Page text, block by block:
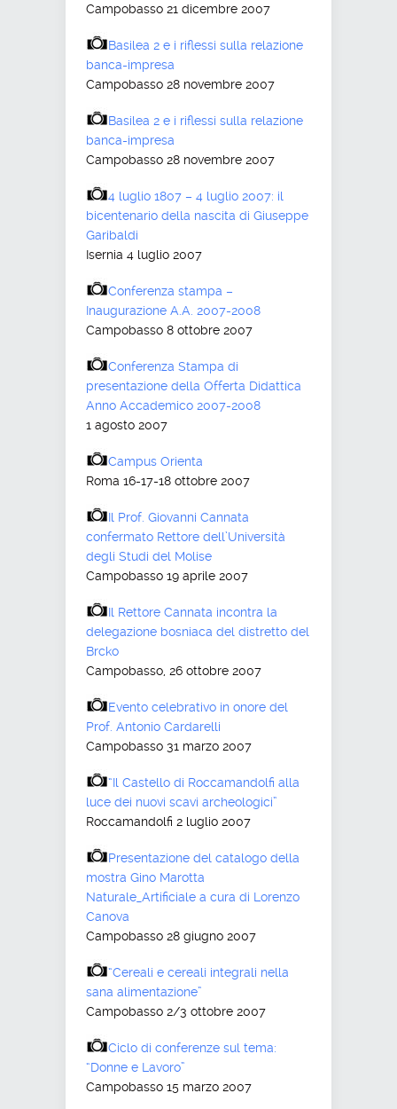
Campobasso 21 dicembre 2007
Basilea 2 e i riflessi sulla relazione
banca-impresa
Campobasso 28 novembre 2007
Basilea 2 e i riflessi sulla relazione
banca-impresa
Campobasso 28 novembre 2007
4 luglio 1807 – 4 luglio 2007: il
bicentenario della nascita di Giuseppe
Garibaldi
Isernia 4 luglio 2007
Conferenza stampa –
Inaugurazione A.A. 2007-2008
Campobasso 8 ottobre 2007
Conferenza Stampa di
presentazione della Offerta Didattica
Anno Accademico 2007-2008
1 agosto 2007
Campus Orienta
Roma 16-17-18 ottobre 2007
Il Prof. Giovanni Cannata
confermato Rettore dell’Università
degli Studi del Molise
Campobasso 19 aprile 2007
Il Rettore Cannata incontra la
delegazione bosniaca del distretto del
Brcko
Campobasso, 26 ottobre 2007
Evento celebrativo in onore del
Prof. Antonio Cardarelli
Campobasso 31 marzo 2007
“Il Castello di Roccamandolfi alla
luce dei nuovi scavi archeologici”
Roccamandolfi 2 luglio 2007
Presentazione del catalogo della
mostra Gino Marotta
Naturale_Artificiale a cura di Lorenzo
Canova
Campobasso 28 giugno 2007
“Cereali e cereali integrali nella
sana alimentazione”
Campobasso 2/3 ottobre 2007
Ciclo di conferenze sul tema:
“Donne e Lavoro”
Campobasso 15 marzo 2007